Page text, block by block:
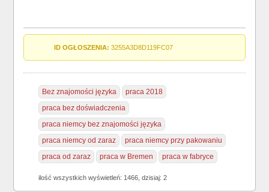
ID OGŁOSZENIA: 3255A3D8D119FC07
Bez znajomości języka
praca 2018
praca bez doświadczenia
praca niemcy bez znajomości języka
praca niemcy od zaraz
praca niemcy przy pakowaniu
praca od zaraz
praca w Bremen praca w fabryce
ilość wszystkich wyświetleń: 1466, dzisiaj: 2